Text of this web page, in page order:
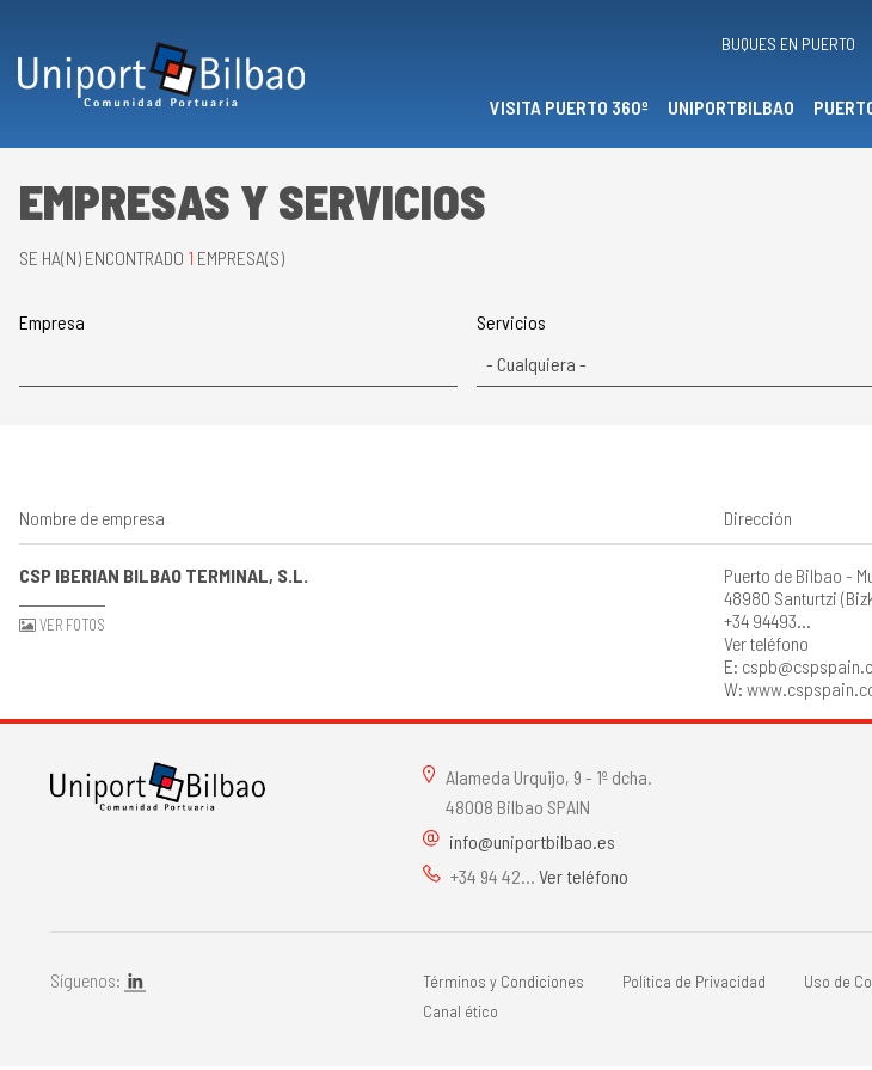
BUQUES EN PUERTO
VISITA PUERTO 360º UNIPORTBILBAO
EMPRESAS Y SERVICIOS
SE HA(N) ENCONTRADO 1 EMPRESA(S)
Empresa Servicios
Nombre de empresa Dirección
CSP IBERIAN BILBAO TERMINAL, S.L.
VER FOTOS
Puerto de Bilbao -
48980 Santurtzi
+34 94493...
Ver teléfono
E:
W:
Alameda Urquijo, 9 - 1º dcha.
48008 Bilbao SPAIN
info@uniportbilbao.es
+34 94 42...Ver teléfono
Síguenos: Términos y Condiciones Política de Privacidad Uso de
Canal ético